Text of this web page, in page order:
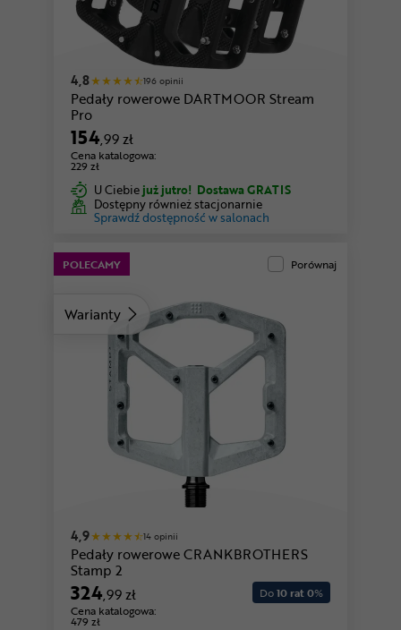
zielony
4,8 196 opinii
Pedały rowerowe DARTMOOR Stream
Pro
154,99 zł
Cena katalogowa:
229 zł
U Ciebie już jutro! Dostawa GRATIS
Dostępny również stacjonarnie
Sprawdź dostępność w salonach
Warianty
POLECAMY Porównaj
4,9 14 opinii
Pedały rowerowe CRANKBROTHERS
Stamp 2
324,99 zł
Cena katalogowa:
479 zł
Do10 rat 0%